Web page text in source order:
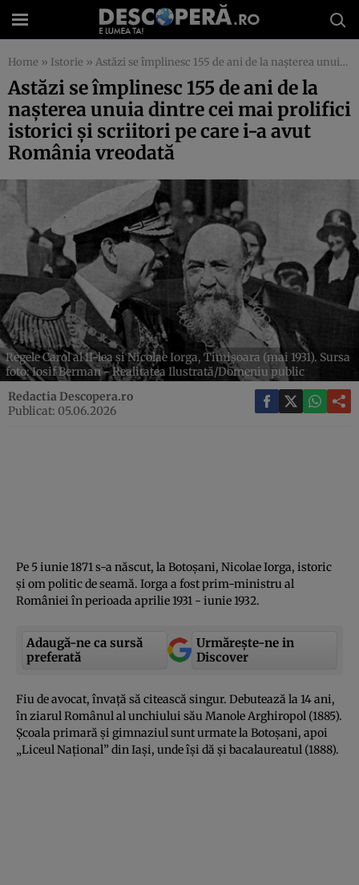
Home » Istorie » Astăzi se împlinesc 155 de ani de la naşterea unuia dintre cei mai prolifici istorici şi scriitori pe care i-a avut România vreodată
Astăzi se împlinesc 155 de ani de la
naşterea unuia dintre cei mai prolifici
istorici şi scriitori pe care i-a avut
România vreodată
Regele Carol al II-lea și Nicolae Iorga, Timișoara (mai 1931). Sursa
foto: Iosif Berman - Realitatea Ilustrată/Domeniu public
Redactia Descopera.ro
Publicat: 05.06.2026
Pe 5 iunie 1871 s-a născut, la Botoşani, Nicolae Iorga, istoric
şi om politic de seamă. Iorga a fost prim-ministru al
României în perioada aprilie 1931 - iunie 1932.
Adaugă-ne ca sursă
preferată
Urmărește-ne in
Discover
Fiu de avocat, învaţă să citească singur. Debutează la 14 ani,
în ziarul Românul al unchiului său Manole Arghiropol (1885).
Şcoala primară şi gimnaziul sunt urmate la Botoşani, apoi
„Liceul Naţional” din Iaşi, unde îşi dă şi bacalaureatul (1888).